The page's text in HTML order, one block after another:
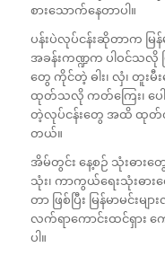
စားသောက်နေတာပါ။
ပန်းပဲလုပ်ငန်းဆိုတာက မြ
အခန်းကဏ္ဍက ပါဝင်သလို
တွေ ကိုင်တဲ့ ဓါး၊ လှံ၊ တူ
ထုတ်သလို ကတ်ကြေး၊ ပေါက်
တဲ့လုပ်ငန်းတွေ အထိ ထုတ်လု
တယ်။
အိမ်တွင်း နေ့စဉ် သုံးဓားတွ
သုံး၊ ကာကွယ်ရေးသုံးဓာ
တာ ဖြစ်ပြီး မြန်မာမ
လက်ရာကောင်းထင်ရှား က
ပါ။